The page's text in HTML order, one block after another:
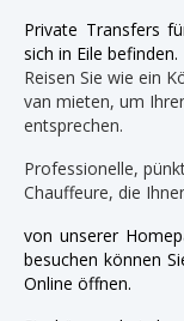
Private Transfers
sich in Eile befinden.
Reisen Sie wie ein
van mieten, um
entsprechen.
Professionelle,
Chauffeure, die
von unserer
besuchen können
Online öffnen.